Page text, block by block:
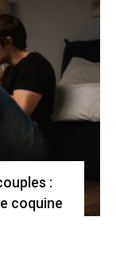
:
coquine